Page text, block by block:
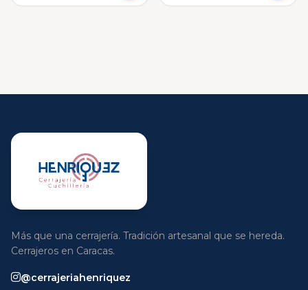
Más que una cerrajería. Tradición artesanal que se hereda.
Cerrajeros en Caracas.
@cerrajeriahenriquez